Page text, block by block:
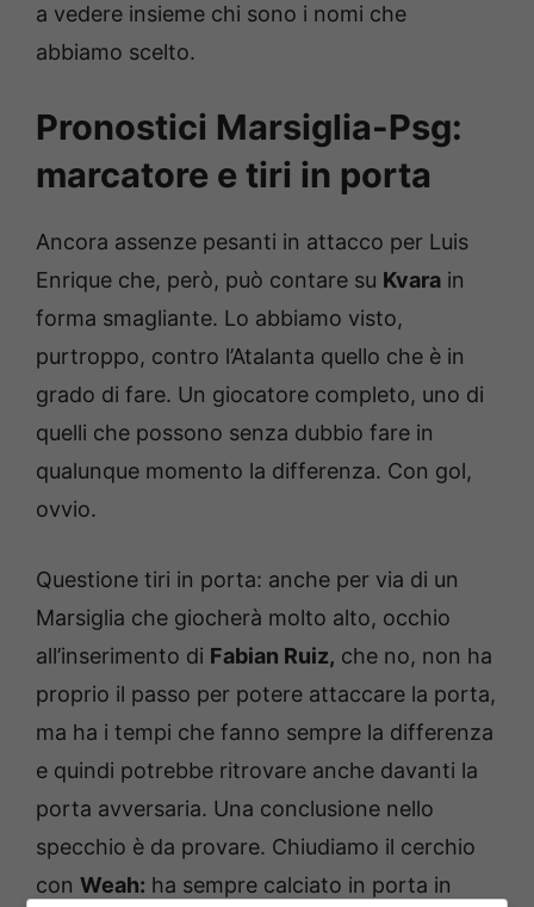
a vedere insieme chi sono i nomi che
abbiamo scelto.
Pronostici Marsiglia-Psg:
marcatore e tiri in porta
Ancora assenze pesanti in attacco per Luis
Enrique che, però, può contare su Kvara in
forma smagliante. Lo abbiamo visto,
purtroppo, contro l’Atalanta quello che è in
grado di fare. Un giocatore completo, uno di
quelli che possono senza dubbio fare in
qualunque momento la differenza. Con gol,
ovvio.
Questione tiri in porta: anche per via di un
Marsiglia che giocherà molto alto, occhio
all’inserimento di Fabian Ruiz, che no, non ha
proprio il passo per potere attaccare la porta,
ma ha i tempi che fanno sempre la differenza
e quindi potrebbe ritrovare anche davanti la
porta avversaria. Una conclusione nello
specchio è da provare. Chiudiamo il cerchio
con Weah: ha sempre calciato in porta in